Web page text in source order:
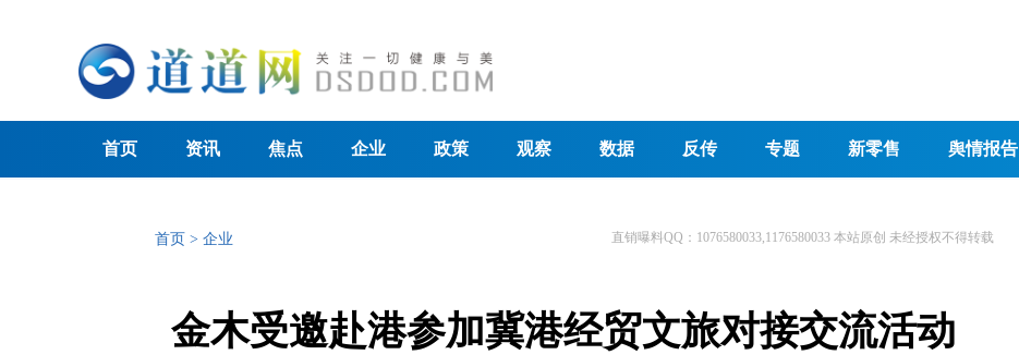
首页 资讯 焦点 企业 政策 观察 数据 反传 专题 新零售 舆情报告
首页 > 企业 直销曝料QQ：1076580033,1176580033 本站原创 未经授权不得转载
金木受邀赴港参加冀港经贸文旅对接交流活动